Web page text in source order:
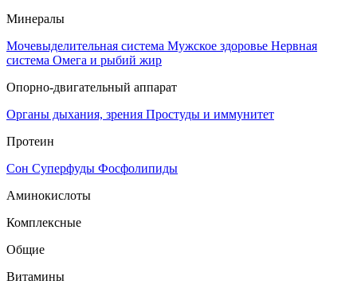
Минералы
Мочевыделительная система Мужское здоровье Нервная
система Омега и рыбий жир
Опорно-двигательный аппарат
Органы дыхания, зрения Простуды и иммунитет
Протеин
Сон Суперфуды Фосфолипиды
Аминокислоты
Комплексные
Общие
Витамины